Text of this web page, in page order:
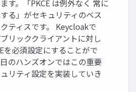
す。「PKCE は例外なく 常に
る」がセキュリティのベス
ティスです。 Keycloakで
リッククライアントに対し
を必須設定にすることがで
のハンズオンではこの重要
リティ設定を実装していき